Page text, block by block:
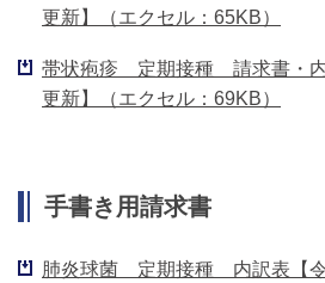
更新】（エクセル：65KB）
帯状疱疹 定期接種 請求書・内
更新】（エクセル：69KB）
手書き用請求書
肺炎球菌 定期接種 内訳表【令